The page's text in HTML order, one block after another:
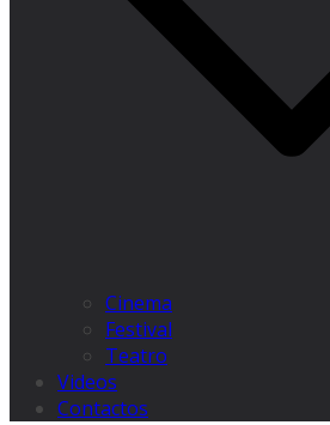
Cinema
Festival
Teatro
Videos
Contactos